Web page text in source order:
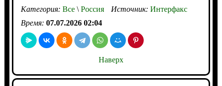
Категория: Все\Россия Источник: Интерфакс
Время: 07.07.2026 02:04
Наверх